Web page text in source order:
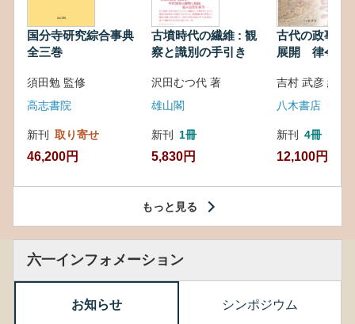
国分寺研究綜合事典
全三巻
須田勉 監修
高志書院
新刊 取り寄せ
46,200円
古墳時代の繊維 : 観
察と識別の手引き
沢田むつ代 著
雄山閣
新刊 1冊
5,830円
古代の政事と
展開 律令・
吉村 武彦 編集
八木書店
新刊 4冊
12,100円
もっと見る
六一インフォメーション
お知らせ シンポジウム